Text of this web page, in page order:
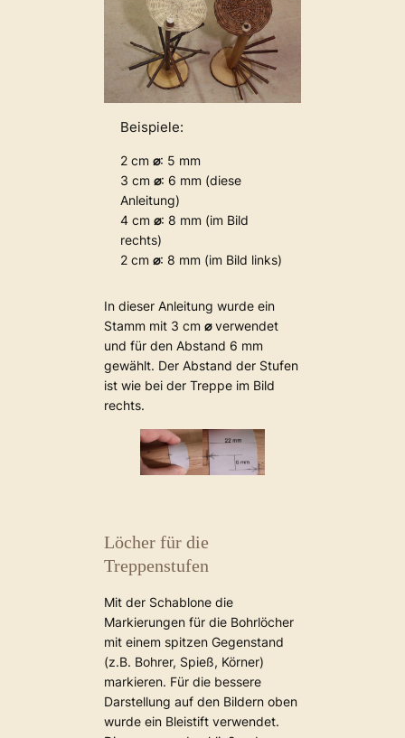
Beispiele:
2 cm ⌀: 5 mm
3 cm ⌀: 6 mm (diese
Anleitung)
4 cm ⌀: 8 mm (im Bild
rechts)
2 cm ⌀: 8 mm (im Bild links)
In dieser Anleitung wurde ein
Stamm mit 3 cm⌀verwendet
und für den Abstand 6 mm
gewählt. Der Abstand der Stufen
ist wie bei der Treppe im Bild
rechts.
Löcher für die
Treppenstufen
Mit der Schablone die
Markierungen für die Bohrlöcher
mit einem spitzen Gegenstand
(z.B. Bohrer, Spieß, Körner)
markieren. Für die bessere
Darstellung auf den Bildern oben
wurde ein Bleistift verwendet.